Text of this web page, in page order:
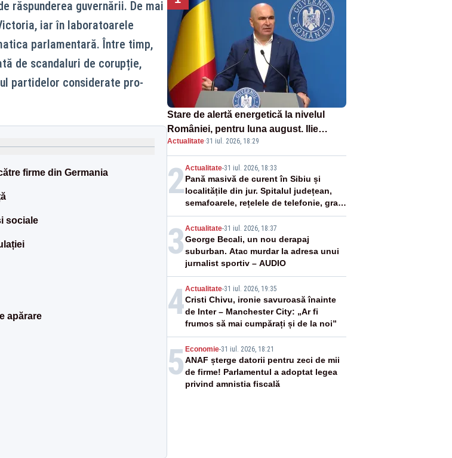
răspunderea guvernării. De mai
iar în laboratoarele
parlamentară. Între timp,
de scandaluri de corupție,
partidelor considerate pro-
firme din Germania
sociale
apărare
Stare de alertă energetică la nivelul
României, pentru luna august. Ilie
Bolojan a anunțat importuri și posibile
restricții – VIDEO
Actualitate·31 iul. 2026, 18:29
2Actualitate-31 iul. 2026, 18:33
Pană masivă de curent în Sibiu și
localitățile din jur. Spitalul județean,
semafoarele, rețelele de telefonie, grav
afectate
3 Actualitate-31 iul. 2026, 18:37
George Becali, un nou derapaj
suburban. Atac murdar la adresa unui
jurnalist sportiv – AUDIO
4Actualitate-31 iul. 2026, 19:35
Cristi Chivu, ironie savuroasă înainte
de Inter – Manchester City: „Ar fi
frumos să mai cumpărați și de la noi”
5 Economie-31 iul. 2026, 18:21
ANAF șterge datorii pentru zeci de mii
de firme! Parlamentul a adoptat legea
privind amnistia fiscală